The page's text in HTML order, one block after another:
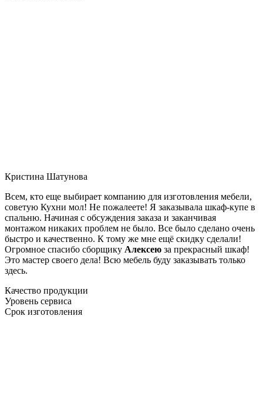
Кристина Шатунова
Всем, кто еще выбирает компанию для изготовления мебели,
советую Кухни мол! Не пожалеете! Я заказывала шкаф-купе в
спальню. Начиная с обсуждения заказа и заканчивая
монтажом никаких проблем не было. Все было сделано очень
быстро и качественно. К тому же мне ещё скидку сделали!
Огромное спасибо сборщику Алексею за прекрасный шкаф!
Это мастер своего дела! Всю мебель буду заказывать только
здесь.
Качество продукции
Уровень сервиса
Срок изготовления